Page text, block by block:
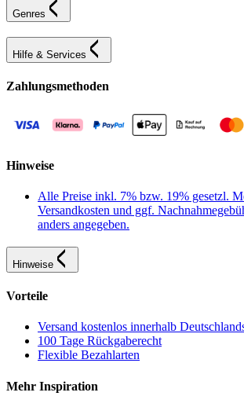
Genres
Hilfe & Services
Zahlungsmethoden
Hinweise
Alle Preise inkl. 7% bzw. 19% gesetzl.
Versandkosten und ggf.
anders angegeben.
Hinweise
Vorteile
Versand kostenlos innerhalb
100 Tage Rückgaberecht
Flexible Bezahlarten
Mehr Inspiration